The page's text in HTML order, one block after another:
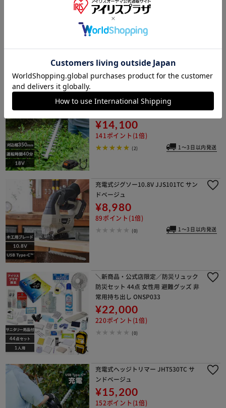
4900010
¥7,700
77ポイント(1倍)
【Type-c】充電式ヘッジトリマー 生垣
手入れ JHT350TC サンドベージュ 18
V 軽量 バッテリー共有可
¥14,100
141ポイント(1倍)
(2) 1～3日以内発送
充電式ジグソー10.8V JJS101TC サン
ドベージュ
¥8,980
89ポイント(1倍)
(0) 1～3日以内発送
＼新商品・公式店限定／防災リュック
防災セット 44点 女性用 避難グッズ 非
常用持ち出し ONSP033
¥22,000
220ポイント(1倍)
(0)
充電式ヘッジトリマー JHT530TC サ
ンドベージュ
¥15,200
152ポイント(1倍)